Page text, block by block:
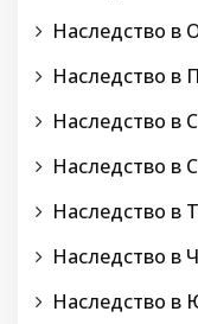
Наследство в
Наследство в
Наследство в
Наследство в
Наследство в
Наследство в
Наследство в